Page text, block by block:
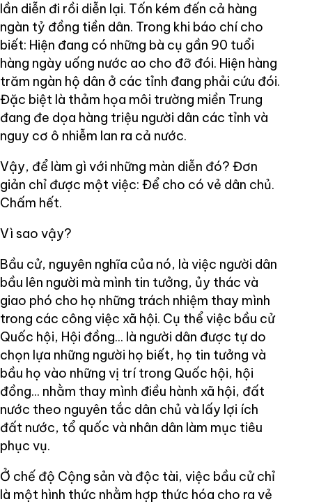
lần diễn đi rồi diễn lại. Tốn kém đến cả hàng
ngàn tỷ đồng tiền dân. Trong khi báo chí cho
biết: Hiện đang có những bà cụ gần 90 tuổi
hàng ngày uống nước ao cho đỡ đói. Hiện hàng
trăm ngàn hộ dân ở các tỉnh đang phải cứu đói.
Đặc biệt là thảm họa môi trường miền Trung
đang đe dọa hàng triệu người dân các tỉnh và
nguy cơ ô nhiễm lan ra cả nước.
Vậy, để làm gì với những màn diễn đó? Đơn
giản chỉ được một việc: Để cho có vẻ dân chủ.
Chấm hết.
Vì sao vậy?
Bầu cử, nguyên nghĩa của nó, là việc người dân
bầu lên người mà mình tin tưởng, ủy thác và
giao phó cho họ những trách nhiệm thay mình
trong các công việc xã hội. Cụ thể việc bầu cử
Quốc hội, Hội đồng... là người dân được tự do
chọn lựa những người họ biết, họ tin tưởng và
bầu họ vào những vị trí trong Quốc hội, hội
đồng... nhằm thay mình điều hành xã hội, đất
nước theo nguyên tắc dân chủ và lấy lợi ích
đất nước, tổ quốc và nhân dân làm mục tiêu
phục vụ.
Ở chế độ Cộng sản và độc tài, việc bầu cử chỉ
là một hình thức nhằm hợp thức hóa cho ra vẻ